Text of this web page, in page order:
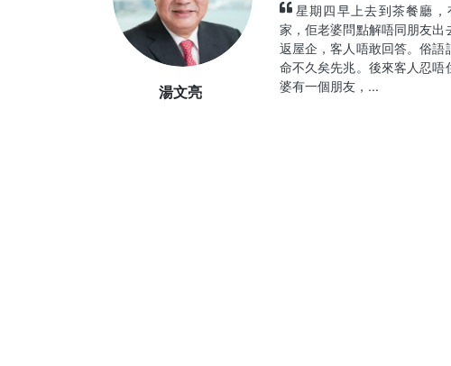
湯文亮
星期四早上去到茶餐廳
家，佢老婆問點解唔同朋友
返屋企，客人唔敢回答。俗語
命不久矣先兆。後來客人忍
婆有一個朋友，...